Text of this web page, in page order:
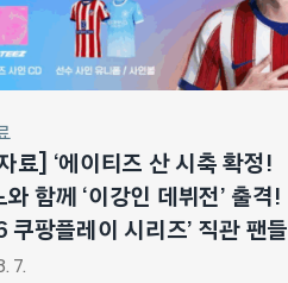
료] ‘에이티즈 산 시축 확정!
와 함께 ‘이강인 데뷔전’ 출격!
쿠팡플레이 시리즈’ 직관 팬들
대급 역조공’ 쏜다
7.